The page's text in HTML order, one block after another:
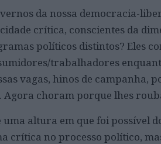
da nossa democracia-
crítica, conscientes da
políticos distintos? Eles
trabalhadores
vagas, hinos de campanha,
Agora choram porque lhes
altura em que foi possível
crítica no processo político,